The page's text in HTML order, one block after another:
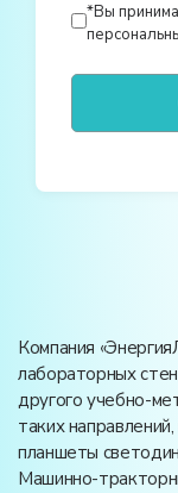
*Вы
Компания
лабораторных
другого учебно-
таких
планшеты
Машинно-